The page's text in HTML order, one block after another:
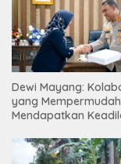
Dewi Mayang:
yang
Mendapatkan